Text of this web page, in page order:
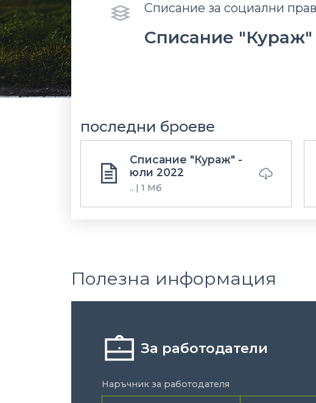
Списание за социални
Списание "Кураж"
последни броеве
Списание "Кураж" -
юли 2022
.. | 1 Мб
Полезна информация
За работодатели
Наръчник за работодателя